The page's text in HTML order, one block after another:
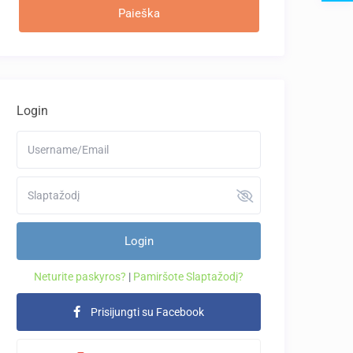
Login
Login
Neturite paskyros? | Pamiršote Slaptažodį?
Prisijungti su Facebook